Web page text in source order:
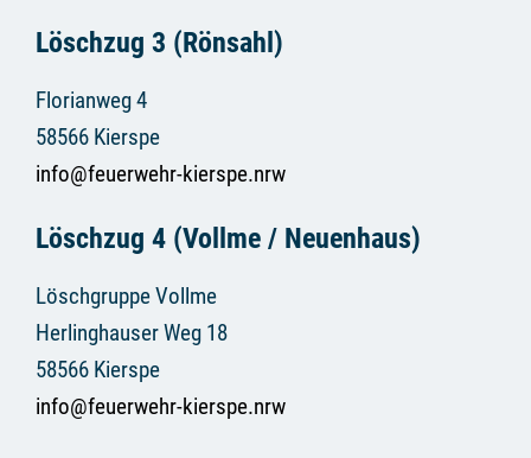
Löschzug 3 (Rönsahl)
Florianweg 4
58566 Kierspe
info@feuerwehr-kierspe.nrw
Löschzug 4 (Vollme / Neuenhaus)
Löschgruppe Vollme
Herlinghauser Weg 18
58566 Kierspe
info@feuerwehr-kierspe.nrw